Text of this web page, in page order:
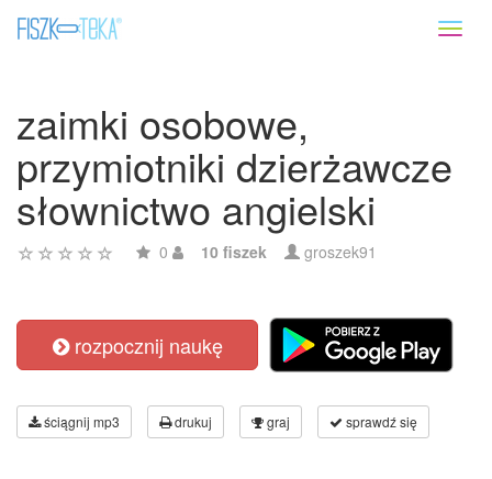
zaimki osobowe,
przymiotniki dzierżawcze
słownictwo angielski
0 10 fiszek groszek91
rozpocznij naukę
ściągnij mp3 drukuj graj sprawdź się